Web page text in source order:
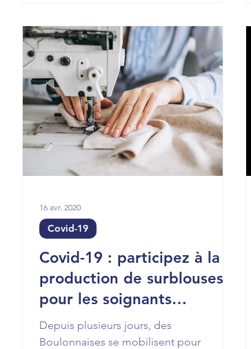
Covid-19 : participez à la
production de surblouses
pour les soignants
d'Ambroise Paré
Depuis plusieurs jours, des
Boulonnaises se mobilisent pour
Covid-19
16 avr. 2020